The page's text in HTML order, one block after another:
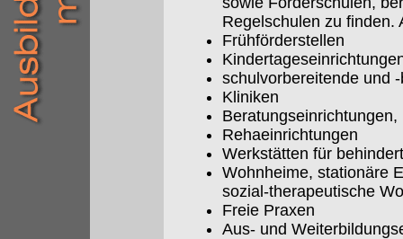
Regelschulen zu finden.
Frühförderstellen
schulvorbereitende und
Kliniken
Beratungseinrichtungen,
Rehaeinrichtungen
Werkstätten für
Wohnheime, stationäre
sozial-therapeutische
Freie Praxen
Aus- und